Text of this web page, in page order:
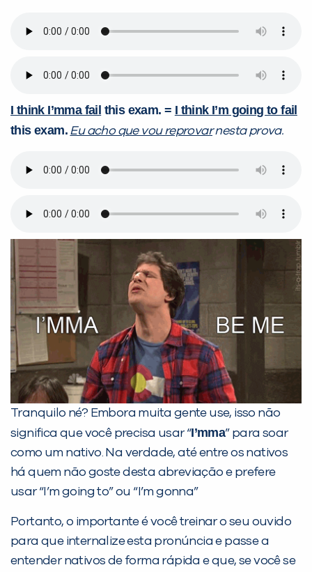
I think I’mma fail this exam.= I think I’m going to fail
this exam. Eu acho que vou reprovarnesta prova.
Tranquilo né? Embora muita gente use, isso não
significa que você precisa usar “I’mma” para soar
como um nativo. Na verdade, até entre os nativos
há quem não goste desta abreviação e prefere
usar “I’m going to” ou “I’m gonna”
Portanto, o importante é você treinar o seu ouvido
para que internalize esta pronúncia e passe a
entender nativos de forma rápida e que, se você se